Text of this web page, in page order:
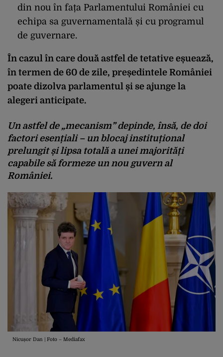
din nou în fața Parlamentului României cu
echipa sa guvernamentală și cu programul
de guvernare.
În cazul în care două astfel de tetative eșuează,
în termen de 60 de zile, președintele României
poate dizolva parlamentul și se ajunge la
alegeri anticipate.
Un astfel de „mecanism” depinde, însă, de doi
factori esențiali – un blocaj instituțional
prelungit și lipsa totală a unei majorități
capabile să formeze un nou guvern al
României.
Nicușor Dan | Foto – Mediafax